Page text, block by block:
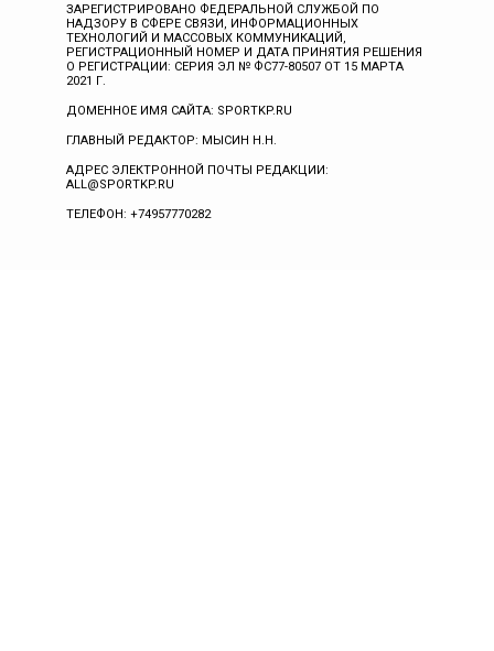
ЗАРЕГИСТРИРОВАНО ФЕДЕРАЛЬНОЙ СЛУЖБОЙ ПО
НАДЗОРУ В СФЕРЕ СВЯЗИ, ИНФОРМАЦИОННЫХ
ТЕХНОЛОГИЙ И МАССОВЫХ КОММУНИКАЦИЙ,
РЕГИСТРАЦИОННЫЙ НОМЕР И ДАТА ПРИНЯТИЯ РЕШЕНИЯ
О РЕГИСТРАЦИИ: СЕРИЯ ЭЛ № ФС77-80507 ОТ 15 МАРТА
2021 Г.
ДОМЕННОЕ ИМЯ САЙТА: SPORTKP.RU
ГЛАВНЫЙ РЕДАКТОР: МЫСИН Н.Н.
АДРЕС ЭЛЕКТРОННОЙ ПОЧТЫ РЕДАКЦИИ:
ALL@SPORTKP.RU
ТЕЛЕФОН: +74957770282